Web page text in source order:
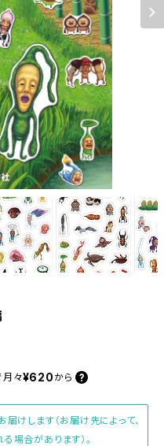
月々¥620 から
けします（お届け先によって、
場合があります）。